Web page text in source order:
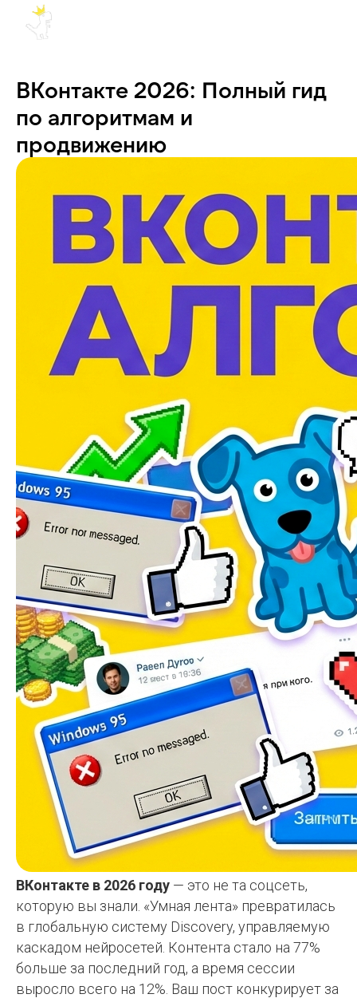
ВКонтакте 2026: Полный гид
по алгоритмам и
продвижению
ВКонтакте в 2026 году — это не та соцсеть,
которую вы знали. «Умная лента» превратилась
в глобальную систему Discovery, управляемую
каскадом нейросетей. Контента стало на 77%
больше за последний год, а время сессии
выросло всего на 12%. Ваш пост конкурирует за